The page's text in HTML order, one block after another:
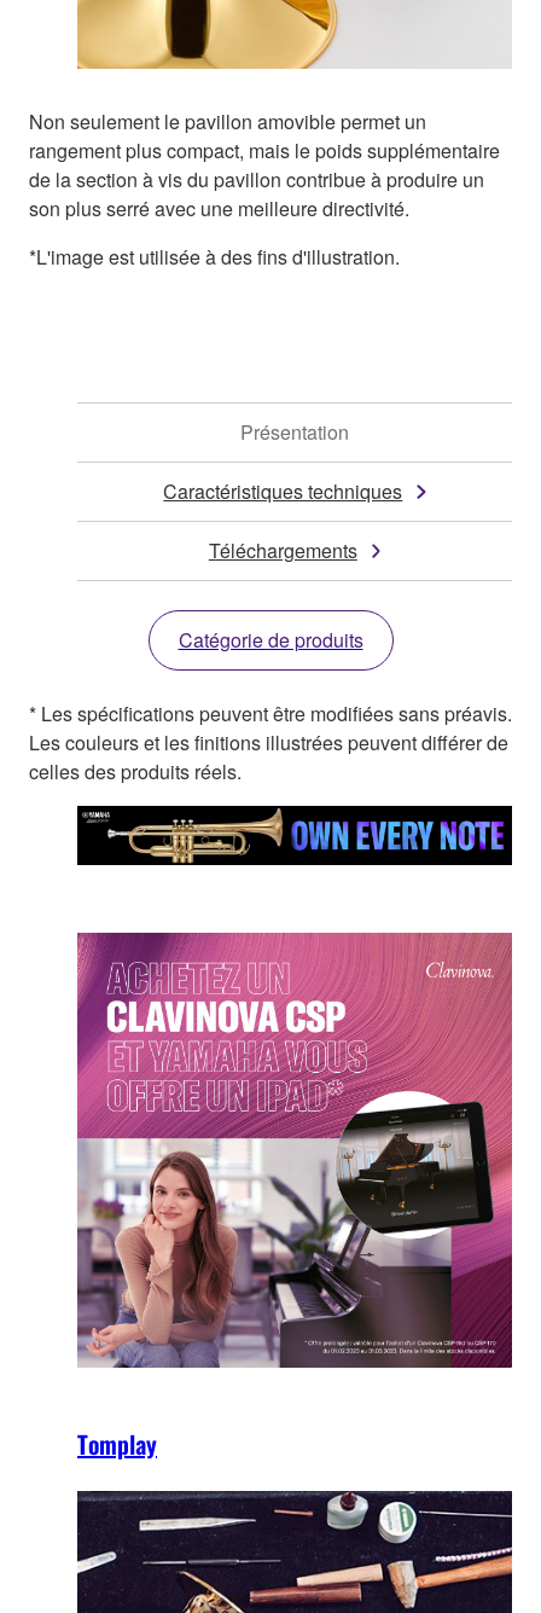
Non seulement le pavillon amovible permet un
rangement plus compact, mais le poids supplémentaire
de la section à vis du pavillon contribue à produire un
son plus serré avec une meilleure directivité.
*L'image est utilisée à des fins d'illustration.
Présentation
Caractéristiques techniques
Téléchargements
Catégorie de produits
* Les spécifications peuvent être modifiées sans préavis.
Les couleurs et les finitions illustrées peuvent différer de
celles des produits réels.
Tomplay